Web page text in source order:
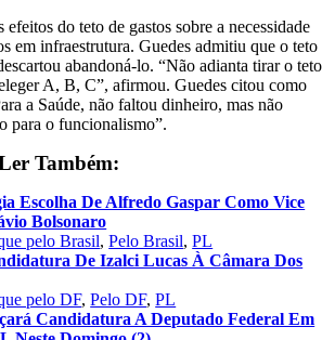
do teto de gastos sobre a necessidade
em infraestrutura. Guedes admitiu que o teto
abandoná-lo. “Não adianta tirar o teto
A, B, C”, afirmou. Guedes citou como
a Saúde, não faltou dinheiro, mas não
para o funcionalismo”.
Também:
Escolha De Alfredo Gaspar Como Vice
Bolsonaro
pelo Brasil,Pelo Brasil,PL
De Izalci Lucas À Câmara Dos
pelo DF,Pelo DF,PL
Candidatura A Deputado Federal Em